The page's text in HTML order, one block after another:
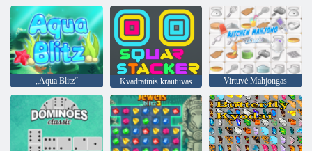
„Aqua Blitz“ Kvadratinis krautuvas Virtuvė Mahjongas